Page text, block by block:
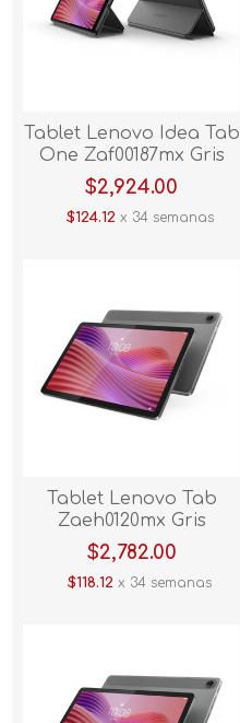
Tablet Lenovo Idea Tab
One Zaf00187mx Gris
$2,924.00
$124.12x 34 semanas
Tablet Lenovo Tab
Zaeh0120mx Gris
$2,782.00
$118.12 x 34 semanas